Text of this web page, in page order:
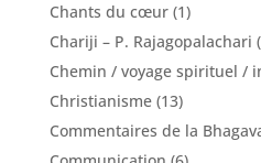
Chants du cœur(1)
Chariji – P. Rajagopalachari
Chemin / voyage spirituel /
Christianisme(13)
Commentaires de la